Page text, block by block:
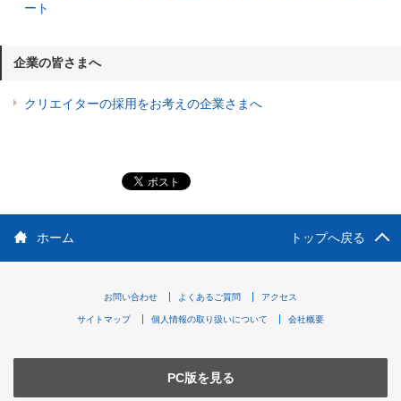
ート
企業の皆さまへ
クリエイターの採用をお考えの企業さまへ
ホーム トップへ戻る
お問い合わせ よくあるご質問 アクセス
サイトマップ 個人情報の取り扱いについて 会社概要
PC版を見る